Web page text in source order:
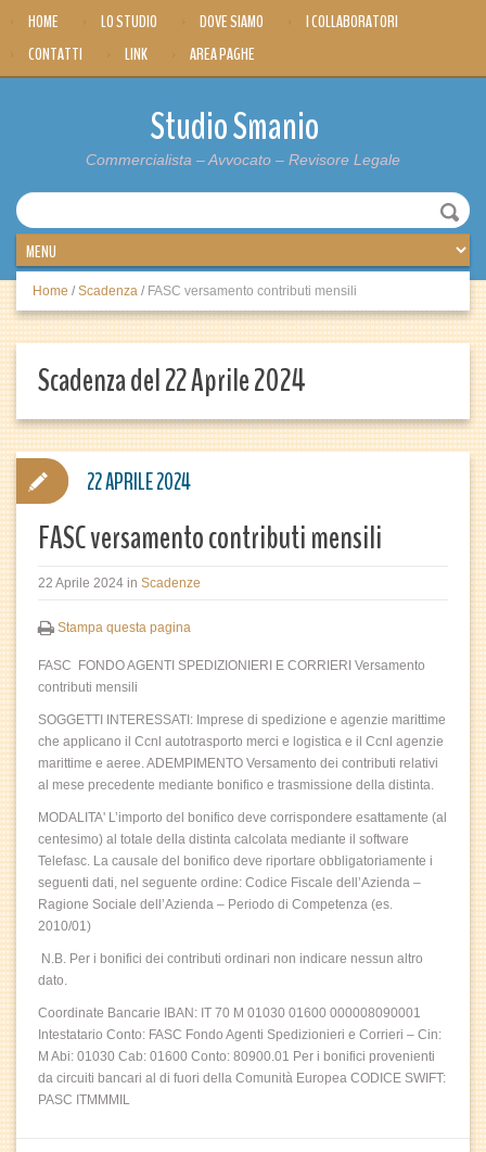
HOME LO STUDIO DOVE SIAMO
I COLLABORATORI
CONTATTI
LINK AREA PAGHE
Studio Smanio
Commercialista – Avvocato – Revisore Legale
Home / Scadenza / FASC versamento contributi mensili
Scadenza del 22 Aprile 2024
FASC versamento contributi mensili
22 Aprile 2024 in Scadenze
Stampa questa pagina
FASC FONDO AGENTI SPEDIZIONIERI E CORRIERI Versamento
contributi mensili
SOGGETTI INTERESSATI: Imprese di spedizione e agenzie marittime
che applicano il Ccnl autotrasporto merci e logistica e il Ccnl agenzie
marittime e aeree. ADEMPIMENTO Versamento dei contributi relativi
al mese precedente mediante bonifico e trasmissione della distinta.
MODALITA' L’importo del bonifico deve corrispondere esattamente (al
centesimo) al totale della distinta calcolata mediante il software
Telefasc. La causale del bonifico deve riportare obbligatoriamente i
seguenti dati, nel seguente ordine: Codice Fiscale dell’Azienda –
Ragione Sociale dell’Azienda – Periodo di Competenza (es.
2010/01)
N.B. Per i bonifici dei contributi ordinari non indicare nessun altro
dato.
Coordinate Bancarie IBAN: IT 70 M 01030 01600 000008090001
Intestatario Conto: FASC Fondo Agenti Spedizionieri e Corrieri – Cin:
M Abi: 01030 Cab: 01600 Conto: 80900.01 Per i bonifici provenienti
da circuiti bancari al di fuori della Comunità Europea CODICE SWIFT:
PASC ITMMMIL
22 APRILE 2024